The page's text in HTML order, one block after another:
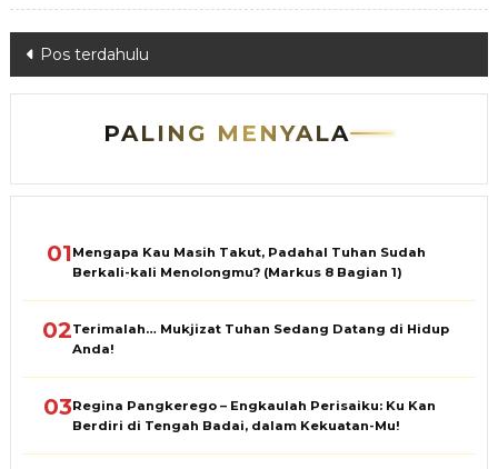
Navigasi
pos
Pos terdahulu
PALING MENYALA
01Mengapa Kau Masih Takut, Padahal Tuhan Sudah
Berkali-kali Menolongmu? (Markus 8 Bagian 1)
02Terimalah… Mukjizat Tuhan Sedang Datang di Hidup
Anda!
03Regina Pangkerego – Engkaulah Perisaiku: Ku Kan
Berdiri di Tengah Badai, dalam Kekuatan-Mu!